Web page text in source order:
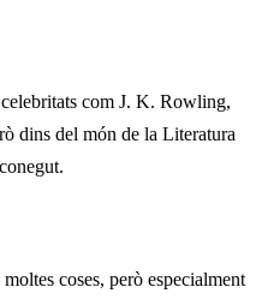
com J. K. Rowling,
dins del món de la Literatura
coses, però especialment